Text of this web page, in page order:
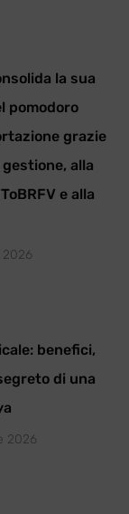
la sua
pomodoro
grazie
alla
e alla
2026
benefici,
di una
2026